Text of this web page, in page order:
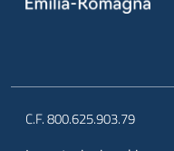
C.F. 800.625.903.79